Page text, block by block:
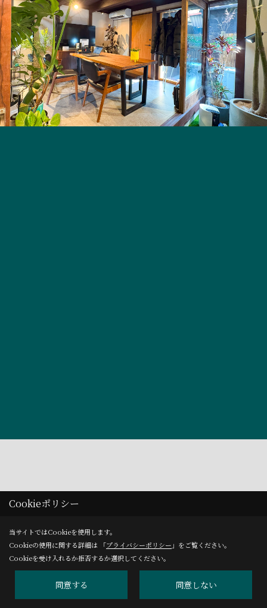
_
Cookieポリシー
当サイトではCookieを使用します。
Cookieの使用に関する詳細は 「プライバシーポリシー 」をご覧ください。
Cookieを受け入れるか拒否するか選択してください。
同意する 同意しない